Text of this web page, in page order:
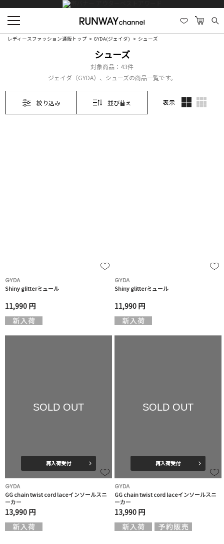
レディースファッション通販トップ GYDA(ジェイダ) シューズ
シューズ
対象商品： 43件
ジェイダ（GYDA）、シューズの商品一覧です。
絞り込み 並び替え 表示
GYDA
Shiny glitterミュール
11,990 円
GYDA
Shiny glitterミュール
11,990 円
SOLD OUT
再入荷受付
GYDA
GG chain twist cord laceインソールスニ
ーカー
13,990 円
SOLD OUT
再入荷受付
GYDA
GG chain twist cord laceインソールスニ
ーカー
13,990 円